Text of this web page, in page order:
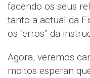
facendo os seus
tanto a actual da
os “erros” da
Agora, veremos
moitos esperan